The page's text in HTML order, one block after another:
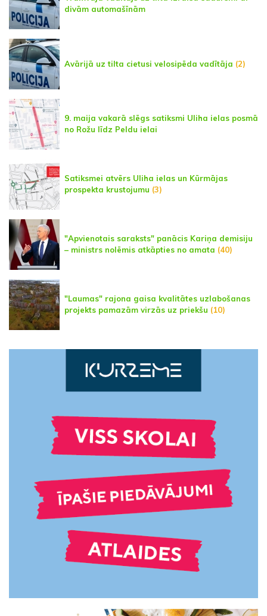
divām automašīnām
Avārijā uz tilta cietusi velosipēda vadītāja (2)
9. maija vakarā slēgs satiksmi Uliha ielas posmā
no Rožu līdz Peldu ielai
Satiksmei atvērs Uliha ielas un Kūrmājas
prospekta krustojumu (3)
"Apvienotais saraksts" panācis Kariņa demisiju
– ministrs nolēmis atkāpties no amata (40)
"Laumas" rajona gaisa kvalitātes uzlabošanas
projekts pamazām virzās uz priekšu (10)